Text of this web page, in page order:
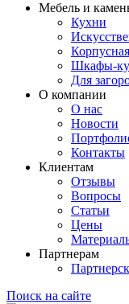
Мебель и
Кухни
Шкафы-
Для
О компании
О нас
Новости
Контакты
Клиентам
Отзывы
Вопросы
Статьи
Цены
Партнерам
Поиск на сайте